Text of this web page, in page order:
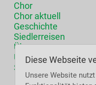
Chor
Chor aktuell
Geschichte
Siedlerreisen
Über uns
Unser Vorstand
Satzung
Diese Webseite
Unsere Website